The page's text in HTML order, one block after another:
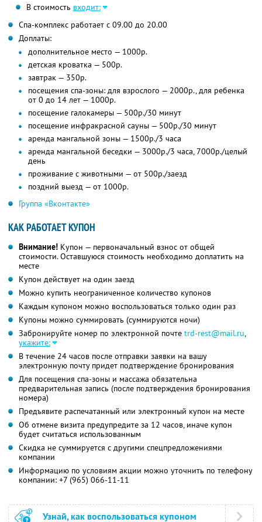
В стоимость входит:
Спа-комплекс работает с 09.00 до 20.00
Доплаты:
дополнительное место — 1000р.
детская кроватка — 500р.
завтрак — 350р.
посещения спа-зоны: для взрослого — 2000р., для ребенка
от 0 до 14 лет — 1000р.
посещение галокамеры — 500р./30 минут
посещение инфракрасной сауны — 500р./30 минут
аренда мангальной зоны — 1500р./3 часа
аренда мангальной беседки — 3000р./3 часа, 7000р./целый
день
проживание с животными — от 500р./заезд
поздний выезд — от 1000р.
Группа «Вконтакте»
КАК РАБОТАЕТ КУПОН
Внимание! Купон — первоначальный взнос от общей
стоимости. Оставшуюся стоимость необходимо доплатить на
месте
Купон действует на один заезд
Можно купить неограниченное количество купонов
Каждым купоном можно воспользоваться только один раз
Купоны можно суммировать (суммируются ночи)
Забронируйте номер по электронной почте trd-rest@mail.ru,
укажите:
В течение 24 часов после отправки заявки на вашу
электронную почту придет подтверждение бронирования
Для посещения спа-зоны и массажа обязательна
предварительная запись (после подтверждения бронирования
номера)
Предъявите распечатанный или электронный купон на месте
Об отмене визита предупредите за 12 часов, иначе купон
будет считаться использованным
Скидка не суммируется с другими спецпредложениями
компании
Информацию по условиям акции можно уточнить по телефону
компании: +7 (965) 066-11-11
Узнай, как воспользоваться купоном